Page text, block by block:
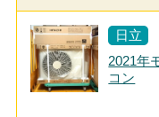
日立
2021年
コン